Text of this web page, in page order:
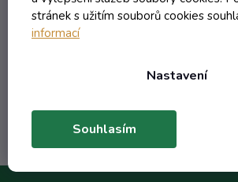
stránek s užitím souborů cookies
informací
Nastavení
Souhlasím
5,08 Kč/ ks